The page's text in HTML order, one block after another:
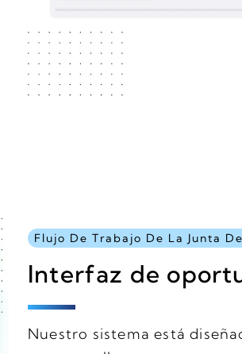
Flujo De Trabajo De La Junta
Interfaz de
Nuestro sistema está